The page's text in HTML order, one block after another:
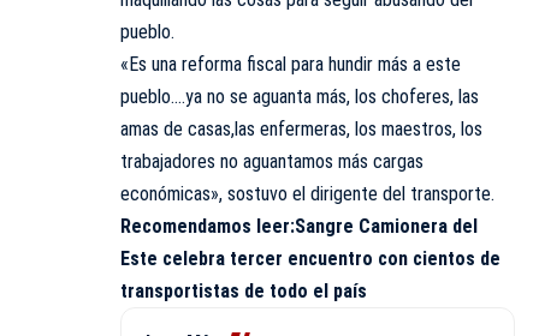
pueblo.
«Es una reforma fiscal para hundir más a este
pueblo….ya no se aguanta más, los choferes, las
amas de casas,las enfermeras, los maestros, los
trabajadores no aguantamos más cargas
económicas», sostuvo el dirigente del transporte.
Recomendamos leer:Sangre Camionera del
Este celebra tercer encuentro con cientos de
transportistas de todo el país